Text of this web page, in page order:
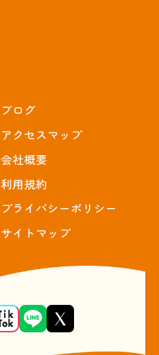
ブログ
アクセスマップ
会社概要
利用規約
プライバシーポリシー
サイトマップ